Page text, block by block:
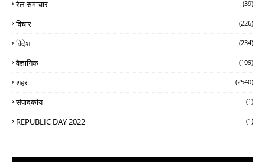
रेल समाचार (39)
विचार (226)
विदेश (234)
वैज्ञानिक (109)
शहर (2540)
संपादकीय (1)
REPUBLIC DAY 2022 (1)